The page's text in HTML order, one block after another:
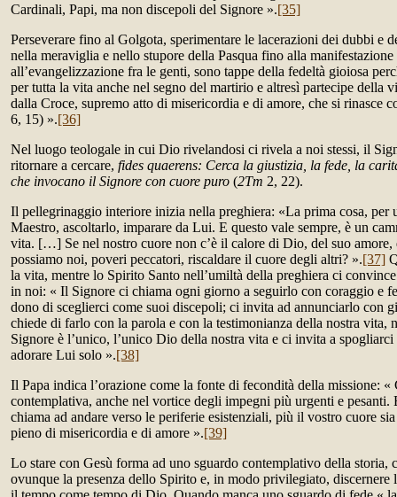
Cardinali, Papi, ma non discepoli del Signore ».[35]
Perseverare fino al Golgota, sperimentare le lacerazioni dei dubbi e
nella meraviglia e nello stupore della Pasqua fino alla manifestazione
all’evangelizzazione fra le genti, sono tappe della fedeltà gioiosa
per tutta la vita anche nel segno del martirio e altresì partecipe della
dalla Croce, supremo atto di misericordia e di amore, che si rinasce
6, 15) ».[36]
Nel luogo teologale in cui Dio rivelandosi ci rivela a noi stessi, il
ritornare a cercare, fides quaerens: Cerca la giustizia, la fede, la
che invocano il Signore con cuore puro (2Tm 2, 22).
Il pellegrinaggio interiore inizia nella preghiera: «La prima cosa, per
Maestro, ascoltarlo, imparare da Lui. E questo vale sempre, è un
vita. […] Se nel nostro cuore non c’è il calore di Dio, del suo amore,
possiamo noi, poveri peccatori, riscaldare il cuore degli altri? ».[37]
la vita, mentre lo Spirito Santo nell’umiltà della preghiera ci
in noi: « Il Signore ci chiama ogni giorno a seguirlo con coraggio e
dono di sceglierci come suoi discepoli; ci invita ad annunciarlo con
chiede di farlo con la parola e con la testimonianza della nostra vita,
Signore è l’unico, l’unico Dio della nostra vita e ci invita a
adorare Lui solo ».[38]
Il Papa indica l’orazione come la fonte di fecondità della missione:
contemplativa, anche nel vortice degli impegni più urgenti e pesanti.
chiama ad andare verso le periferie esistenziali, più il vostro cuore
pieno di misericordia e di amore ».[39]
Lo stare con Gesù forma ad uno sguardo contemplativo della storia,
ovunque la presenza dello Spirito e, in modo privilegiato, discernere